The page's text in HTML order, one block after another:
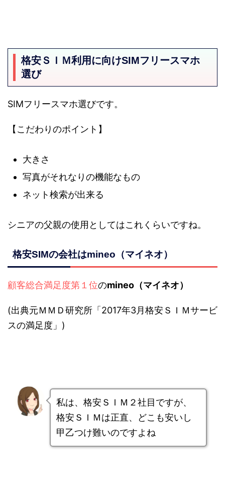
格安ＳＩＭ利用に向けSIMフリースマホ
選び
SIMフリースマホ選びです。
【こだわりのポイント】
大きさ
写真がそれなりの機能なもの
ネット検索が出来る
シニアの父親の使用としてはこれくらいですね。
格安SIMの会社はmineo（マイネオ）
顧客総合満足度第１位のmineo（マイネオ）
(出典元ＭＭＤ研究所「2017年3月格安ＳＩＭサービ
スの満足度」)
私は、格安ＳＩＭ２社目ですが、
格安ＳＩＭは正直、どこも安いし
甲乙つけ難いのですよね